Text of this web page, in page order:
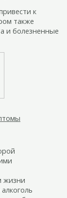
к
также
и болезненные
жизни